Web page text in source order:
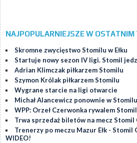
NAJPOPULARNIEJSZE W OSTATNIM
Skromne zwycięstwo Stomilu w Ełku
Startuje nowy sezon IV ligi. Stomil
Adrian Klimczak piłkarzem Stomilu
Szymon Królak piłkarzem Stomilu
Wygrane starcie na ligi otwarcie
Michał Alancewicz ponownie w
WPP: Orzeł Czerwonka rywalem
Trwa sprzedaż biletów na mecz
Trenerzy po meczu Mazur Ełk - Stomil
WIDEO!